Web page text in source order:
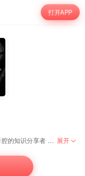
打开APP
【我是谁】《车行天下》节目主播，操着播音腔的知识分享者 【能给用户带来什么】实用、真实、易懂的用车干货 【价值观】车界乱相太多，真相只有一个/自己明白了才说给你听。 展开